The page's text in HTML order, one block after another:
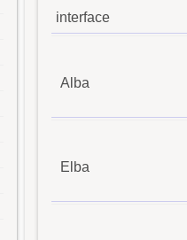
interface
Alba
Elba